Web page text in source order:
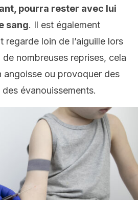
pourra rester avec lui
sang. Il est également
regarde loin de l’aiguille lors
de nombreuses reprises, cela
angoisse ou provoquer des
évanouissements.